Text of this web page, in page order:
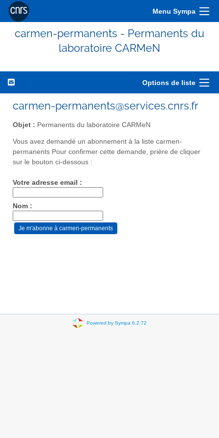
Menu Sympa
carmen-permanents - Permanents du
laboratoire CARMeN
Options de liste
carmen-permanents@services.cnrs.fr
Objet : Permanents du laboratoire CARMeN
Vous avez demandé un abonnement à la liste carmen-
permanents Pour confirmer cette demande, prière de cliquer
sur le bouton ci-dessous :
Votre adresse email :
Nom :
Powered by Sympa 6.2.72